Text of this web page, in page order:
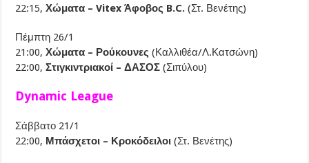
22:15,Χώματα – Vitex Άφοβος B.C. (Στ. Βενέτης)
Πέμπτη 26/1
21:00,Χώματα – Ρούκουνες (Καλλιθέα/Λ.Κατσώνη)
22:00,Στιγκιντριακοί – ΔΑΣΟΣ (Σιπύλου)
Dynamic League
Σάββατο 21/1
22:00, Μπάσχετοι – Κροκόδειλοι(Στ. Βενέτης)